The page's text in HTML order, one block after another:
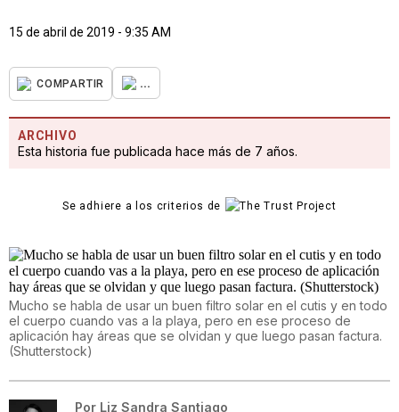
15 de abril de 2019 - 9:35 AM
COMPARTIR ...
ARCHIVO
Esta historia fue publicada hace más de 7 años.
Se adhiere a los criterios de
Mucho se habla de usar un buen filtro solar en el cutis y en todo
el cuerpo cuando vas a la playa, pero en ese proceso de
aplicación hay áreas que se olvidan y que luego pasan factura.
(Shutterstock)
Por Liz Sandra Santiago